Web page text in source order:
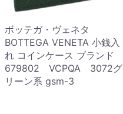
ボッテガ・ヴェネタ
BOTTEGA VENETA 小銭入
れ コインケース ブランド
679802 VCPQA 3072グ
リーン系 gsm-3